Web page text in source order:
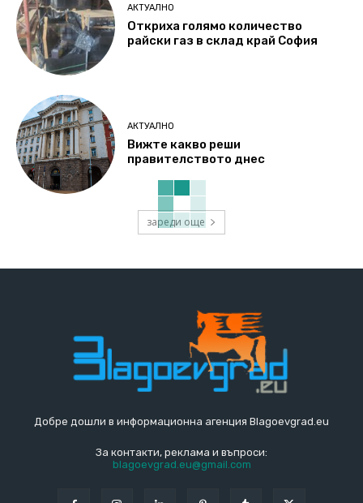
АКТУАЛНО
Откриха голямо количество
райски газ в склад край София
АКТУАЛНО
Вижте какво реши
правителството днес
зареди още
Добре дошли в информационна агенция Blagoevgrad.eu
За контакти, реклама и въпроси:
blagoevgrad.eu@gmail.com